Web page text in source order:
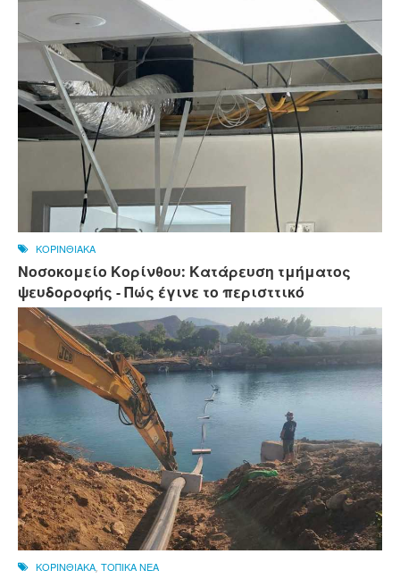
ΚΟΡΙΝΘΙΑΚΑ
Νοσοκομείο Κορίνθου: Κατάρευση τμήματος
ψευδοροφής - Πώς έγινε το περισττικό
ΚΟΡΙΝΘΙΑΚΑ, ΤΟΠΙΚΑ ΝΕΑ